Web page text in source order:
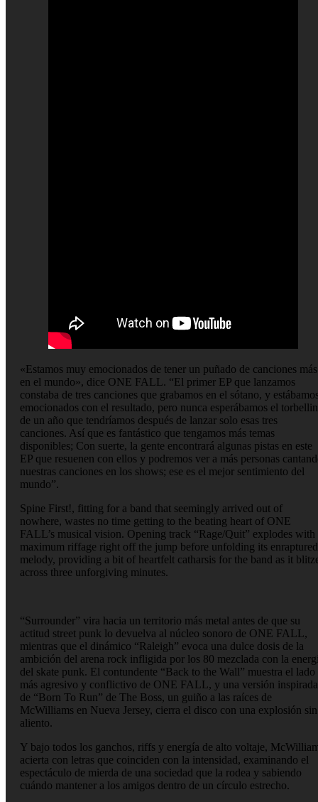
«Estamos muy emocionados de tener un puñado de canciones más
en el mundo», dice ONE FALL. “El primer EP que lanzamos
constaba de tres canciones que grabamos en el sótano, y
emocionados con el resultado, pero nunca esperábamos el
de un año que tendríamos después de lanzar solo esas tres
canciones. Así que es fantástico que tengamos más temas
disponibles; Con suerte, la gente encontrará algunas pistas en este
EP que resuenen con ellos y podremos ver a más personas
nuestras canciones en los shows; ese es el mejor sentimiento del
mundo”.
Spine First!, fitting for a band that seemingly arrived out of
nowhere, wastes no time getting to the beating heart of ONE
FALL’s musical vision. Opening track “Rage/Quit” explodes with
maximum riffage right off the jump before unfolding its enraptured
melody, providing a bit of heartfelt catharsis for the band as it
across three unforgiving minutes.
“Surrounder” vira hacia un territorio más metal antes de que su
actitud street punk lo devuelva al núcleo sonoro de ONE FALL,
mientras que el dinámico “Raleigh” evoca una dulce dosis de la
ambición del arena rock infligida por los 80 mezclada con la
del skate punk. El contundente “Back to the Wall” muestra el lado
más agresivo y conflictivo de ONE FALL, y una versión inspirada
de “Born To Run” de The Boss, un guiño a las raíces de
McWilliams en Nueva Jersey, cierra el disco con una explosión sin
aliento.
Y bajo todos los ganchos, riffs y energía de alto voltaje,
acierta con letras que coinciden con la intensidad, examinando el
espectáculo de mierda de una sociedad que la rodea y sabiendo
cuándo mantener a los amigos dentro de un círculo estrecho.